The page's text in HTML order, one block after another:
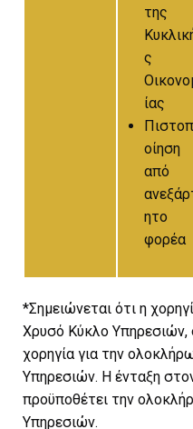
της
ς
ίας
Πιστοπ
οίηση
από
ητο
φορέα
*Σημειώνεται ότι η
Χρυσό Κύκλο Υπηρεσιών,
χορηγία για την
Υπηρεσιών. Η ένταξη
προϋποθέτει την
Υπηρεσιών.